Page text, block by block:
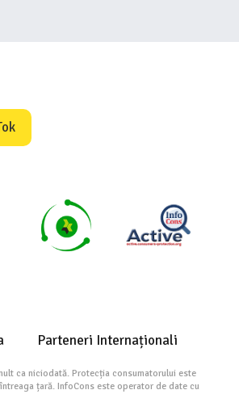
Parteneri Internaționali
ca niciodată. Protecția consumatorului este
țară. InfoCons este operator de date cu